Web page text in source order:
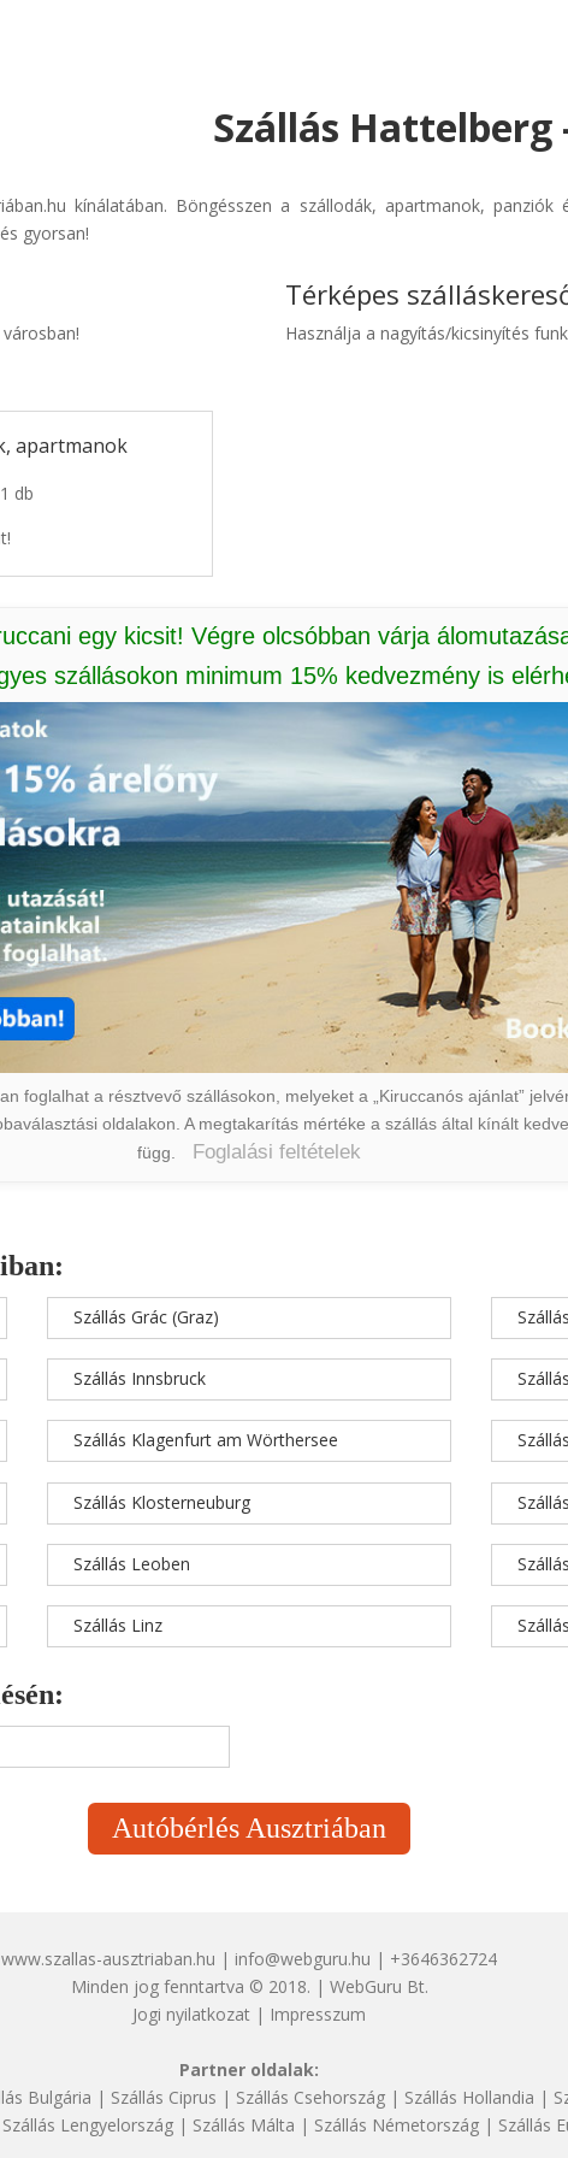
Szállás Hattelberg
kínálatában. Böngésszen a szállodák, apartmanok,
gyorsan!
apartmanok
db
Térképes
Használja a nagyítás/kicsinyítés
egy kicsit! Végre olcsóbban várja
szállásokon minimum 15% kedvezmény is
foglalhat a résztvevő szállásokon, melyeket a „Kiruccanós ajánlat”
oldalakon. A megtakarítás mértéke a szállás által kínált
függ.
Foglalási feltételek
Szállás Grác (Graz)
Szállás Innsbruck
Szállás Klagenfurt am Wörthersee
Szállás Klosterneuburg
Szállás Leoben
Szállás Linz
Autóbérlés Ausztriában
www.szallas-ausztriaban.hu | info@webguru.hu | +3646362724
Minden jog fenntartva © 2018. | WebGuru Bt.
Jogi nyilatkozat | Impresszum
Partner oldalak:
Bulgária | Szállás Ciprus | Szállás Csehország | Szállás Hollandia |
Szállás Lengyelország| Szállás Málta | Szállás Németország| Szállás